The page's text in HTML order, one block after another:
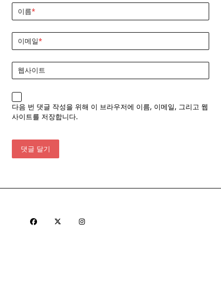
이름*
이메일*
웹사이트
다음 번 댓글 작성을 위해 이 브라우저에 이름, 이메일, 그리고 웹
사이트를 저장합니다.